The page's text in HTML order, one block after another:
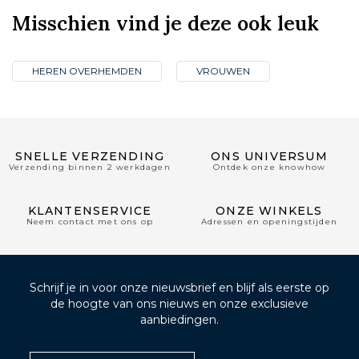
Misschien vind je deze ook leuk
HEREN OVERHEMDEN VROUWEN
SNELLE VERZENDING
Verzending binnen 2 werkdagen
ONS UNIVERSUM
Ontdek onze knowhow
KLANTENSERVICE
Neem contact met ons op
ONZE WINKELS
Adressen en openingstijden
Schrijf je in voor onze nieuwsbrief en blijf als eerste op
de hoogte van ons nieuws en onze exclusieve
aanbiedingen.